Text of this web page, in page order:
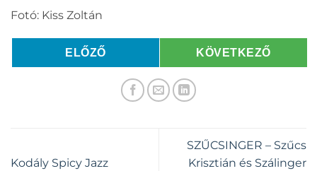
Fotó: Kiss Zoltán
ELŐZŐ KÖVETKEZŐ
Kodály Spicy Jazz
SZŰCSINGER – Szűcs
Krisztián és Szálinger